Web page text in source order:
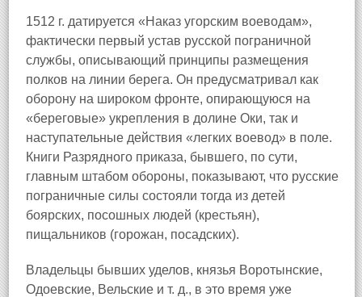
1512 г. датируется «Наказ угорским воеводам»,
фактически первый устав русской пограничной
службы, описывающий принципы размещения
полков на линии берега. Он предусматривал как
оборону на широком фронте, опирающуюся на
«береговые» укрепления в долине Оки, так и
наступательные действия «легких воевод» в поле.
Книги Разрядного приказа, бывшего, по сути,
главным штабом обороны, показывают, что русские
пограничные силы состояли тогда из детей
боярских, посошных людей (крестьян),
пищальников (горожан, посадских).
Владельцы бывших уделов, князья Воротынские,
Одоевские, Вельские и т. д., в это время уже